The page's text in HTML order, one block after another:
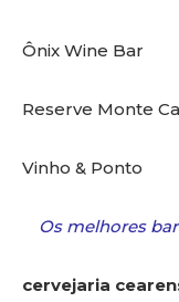
Ônix Wine Bar
Reserve Monte
Vinho & Ponto
Os melhores
cervejaria